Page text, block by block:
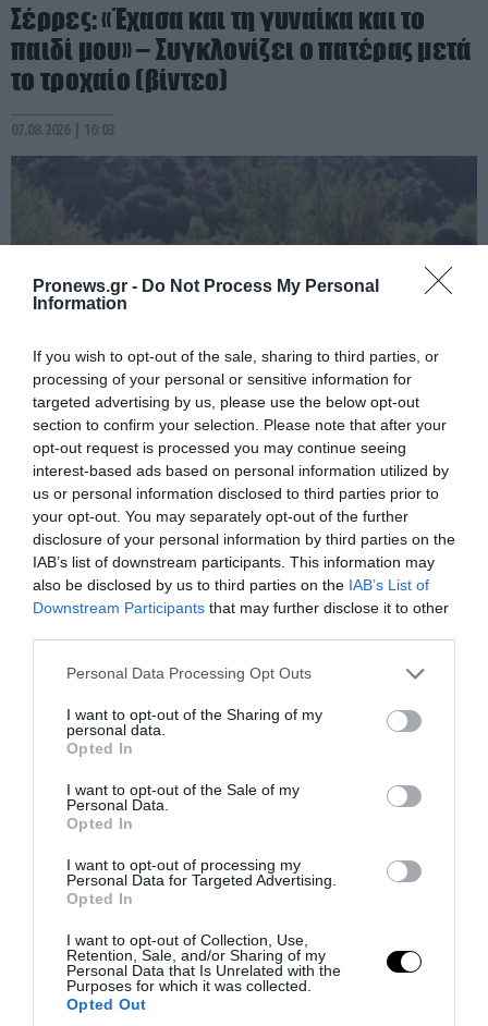
Pronews.gr - Do Not Process My Personal
Information
If you wish to opt-out of the sale, sharing to third parties, or
processing of your personal or sensitive information for
targeted advertising by us, please use the below opt-out
section to confirm your selection. Please note that after your
opt-out request is processed you may continue seeing
interest-based ads based on personal information utilized by
us or personal information disclosed to third parties prior to
your opt-out. You may separately opt-out of the further
disclosure of your personal information by third parties on the
IAB’s list of downstream participants. This information may
also be disclosed by us to third parties on the IAB’s List of
Downstream Participants that may further disclose it to other
Please note that this website/app uses one or more Google
not limited to your visit or usage behaviour. You may click to
grant or deny consent to Google and its third-party tags to
use your data for below specified purposes in below Google
consent section.
Personal Data Processing Opt Outs
I want to opt-out of the Sharing of my
personal data.
Opted In
I want to opt-out of the Sale of my
Personal Data.
Opted In
I want to opt-out of processing my
Personal Data for Targeted Advertising.
Opted In
I want to opt-out of Collection, Use,
Retention, Sale, and/or Sharing of my
Personal Data that Is Unrelated with the
Purposes for which it was collected.
Opted Out
Σέρρες: «Έχασα και τη γυναίκα και το
παιδί μου» – Συγκλονίζει ο πατέρας μετά
το τροχαίο (βίντεο)
07.08.2026 | 16:03
ΕΣΩΤΕΡΙΚΗ ΑΣΦΑΛΕΙΑ
Λακωνία: Νεκρός 48χρονος οδηγός
φορτηγού μετά από πτώση σε γκρεμό
(βίντεο)
07.08.2026 | 15:32
PRONEWS.GR /ΕΣΩΤΕΡΙΚΗ ΑΣΦΑΛΕΙΑ
Καταδικάστηκε ο 55χρονος στον Μυστρα:
«Δεν ήταν οικονομικά τα κίνητρά μου –
Είχα την ανάγκη να τον κρατήσω